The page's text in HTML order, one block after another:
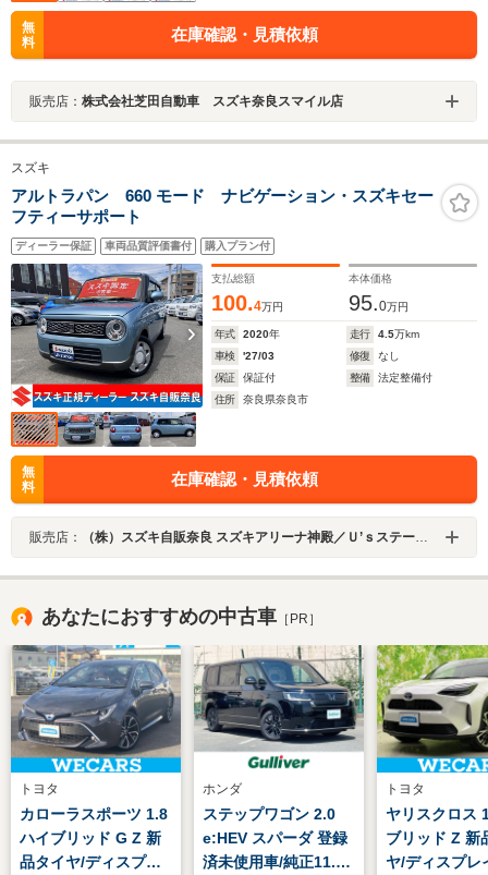
無
料
在庫確認・見積依頼
販売店： 株式会社芝田自動車 スズキ奈良スマイル店
スズキ
アルトラパン 660 モード ナビゲーション・スズキセー
フティーサポート
ディーラー保証 車両品質評価書付 購入プラン付
支払総額
100.4万円
本体価格
95.0万円
年式 2020年 走行 4.5万km
車検
'27/03 修復
なし
保証
保証付 整備
法定整備付
住所
奈良県奈良市
無
料
在庫確認・見積依頼
販売店： （株）スズキ自販奈良 スズキアリーナ神殿／Ｕ’ｓステーション神殿
あなたにおすすめの中古車 ［PR］
トヨタ
カローラスポーツ 1.8
ハイブリッド G Z 新
品タイヤ/ディスプレ
ホンダ
ステップワゴン 2.0
e:HEV スパーダ 登録
済未使用車/純正11.4
トヨタ
ヤリスクロス
ブリッド Z 新
ヤ/ディスプレ